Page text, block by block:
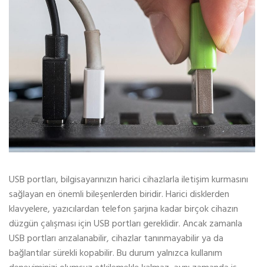
USB portları, bilgisayarınızın harici cihazlarla iletişim kurmasını
sağlayan en önemli bileşenlerden biridir. Harici disklerden
klavyelere, yazıcılardan telefon şarjına kadar birçok cihazın
düzgün çalışması için USB portları gereklidir. Ancak zamanla
USB portları arızalanabilir, cihazlar tanınmayabilir ya da
bağlantılar sürekli kopabilir. Bu durum yalnızca kullanım